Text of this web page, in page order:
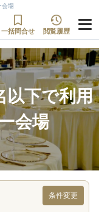
会場
一括問合せ 閲覧履歴
以下で利用
会場
条件変更